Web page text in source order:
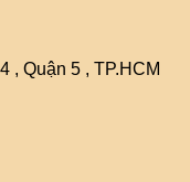
, Quận 5 , TP.HCM